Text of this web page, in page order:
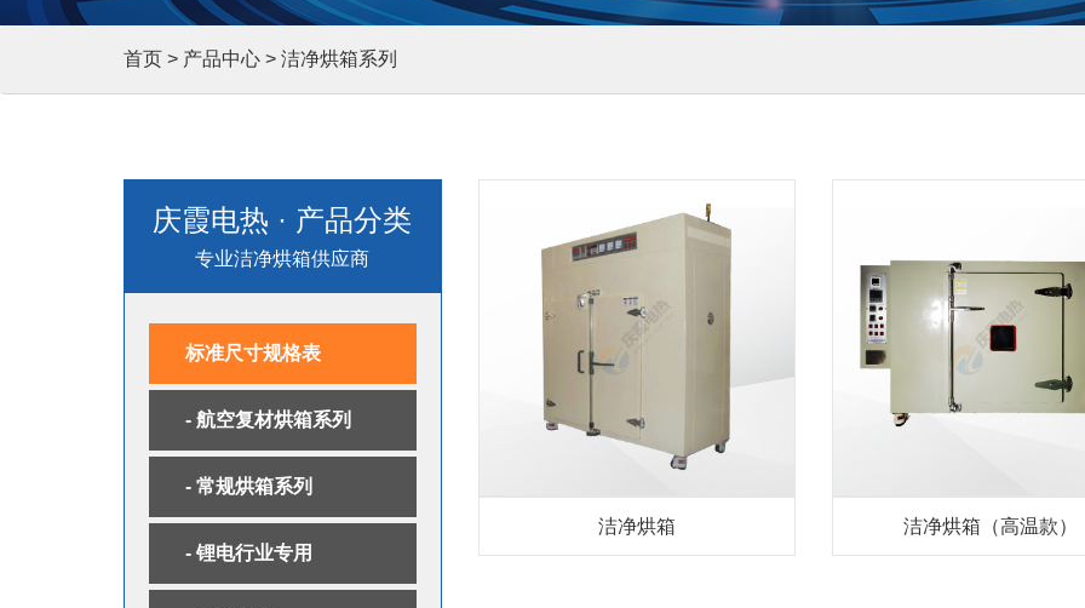
首页 > 产品中心 > 洁净烘箱系列
庆霞电热 · 产品分类
专业洁净烘箱供应商
标准尺寸规格表
- 航空复材烘箱系列
- 常规烘箱系列
- 锂电行业专用
洁净烘箱 洁净烘箱（高温款）